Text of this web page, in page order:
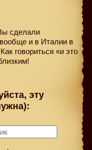
сделали
и в Италии в
говориться «и это
эту